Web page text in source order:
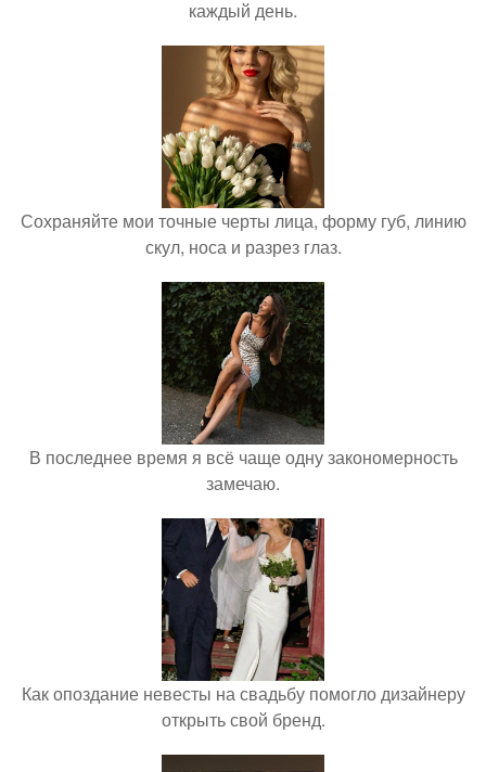
каждый день.
Сохраняйте мои точные черты лица, форму губ, линию
скул, носа и разрез глаз.
В последнее время я всё чаще одну закономерность
замечаю.
Как опоздание невесты на свадьбу помогло дизайнеру
открыть свой бренд.